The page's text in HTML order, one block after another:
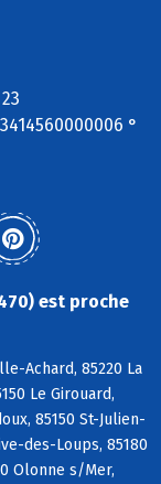
°
est proche
Achard, 85220 La
Le Girouard,
85150 St-Julien-
des-Loups, 85180
Olonne s/Mer,